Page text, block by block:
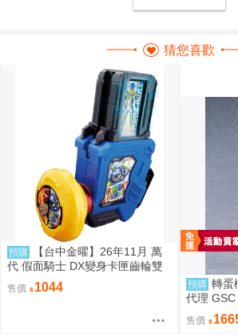
猜您喜歡
預購
【台中金曜】26年11月 萬
代 假面騎士 DX變身卡匣齒輪雙
重版 0814
售價 1044 預購 轉蛋
代理 GSC
勇者王
金
售價